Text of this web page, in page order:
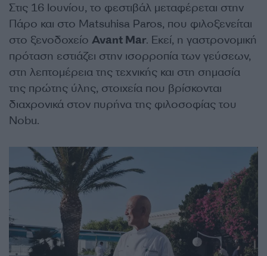
Στις 16 Ιουνίου, το φεστιβάλ μεταφέρεται στην
Πάρο και στο Matsuhisa Paros, που φιλοξενείται
στο ξενοδοχείο Avant Mar. Εκεί, η γαστρονομική
πρόταση εστιάζει στην ισορροπία των γεύσεων,
στη λεπτομέρεια της τεχνικής και στη σημασία
της πρώτης ύλης, στοιχεία που βρίσκονται
διαχρονικά στον πυρήνα της φιλοσοφίας του
Nobu.